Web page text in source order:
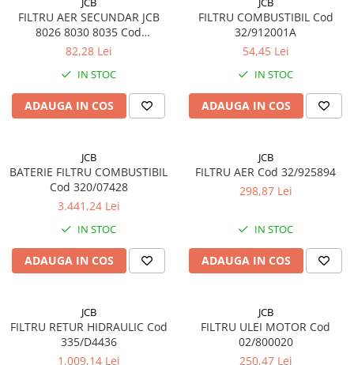
FILTRU AER SECUNDAR JCB
8026 8030 8035 Cod
32/925895
82,28 Lei
IN STOC
ADAUGA IN COS
FILTRU COMBUSTIBIL Cod
32/912001A
54,45 Lei
IN STOC
ADAUGA IN COS
JCB
BATERIE FILTRU COMBUSTIBIL
Cod 320/07428
3.441,24 Lei
IN STOC
ADAUGA IN COS
JCB
FILTRU AER Cod 32/925894
298,87 Lei
IN STOC
ADAUGA IN COS
JCB
FILTRU RETUR HIDRAULIC Cod
335/D4436
1.009,14 Lei
JCB
FILTRU ULEI MOTOR Cod
02/800020
250,47 Lei